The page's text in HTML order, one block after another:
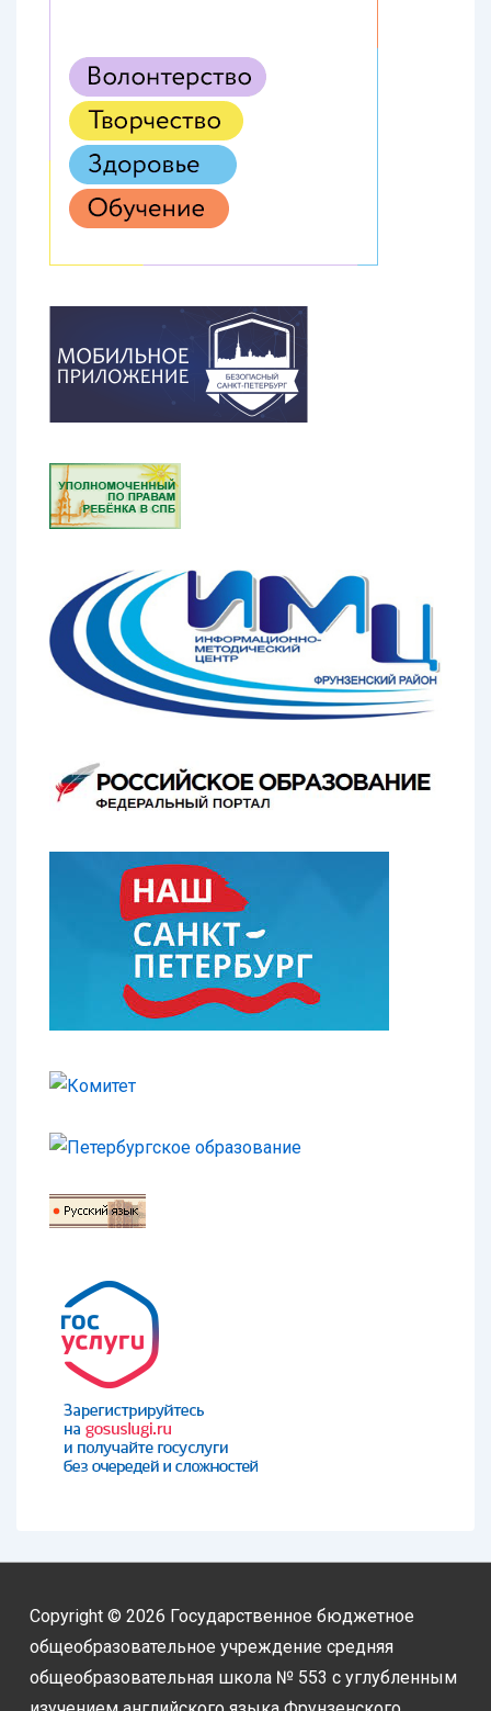
Copyright © 2026 Государственное бюджетное
общеобразовательное учреждение средняя
общеобразовательная школа № 553 с углубленным